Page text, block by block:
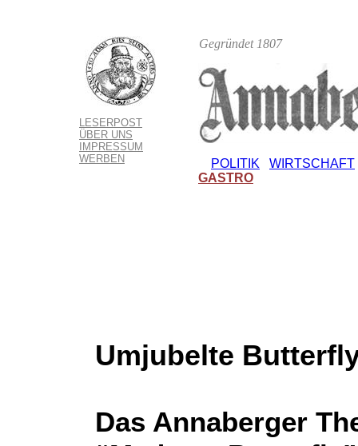
LESERPOST
ÜBER UNS
IMPRESSUM
WERBEN
Gegründet 1807
POLITIK
WIRTSCHAFT
GASTRO
Umjubelte
Das Annaberger